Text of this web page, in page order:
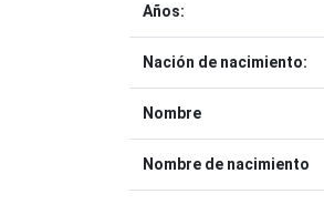
Años:
Nación de nacimiento:
Nombre
Nombre de nacimiento